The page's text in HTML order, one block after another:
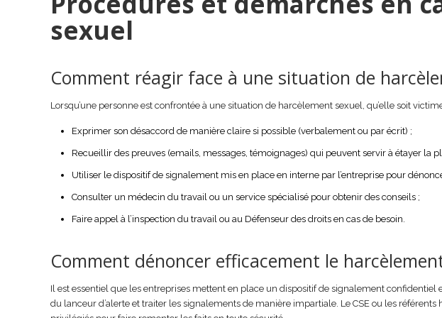
sexuel
Comment réagir face à une situation de
Lorsqu’une personne est confrontée à une situation de harcèlement sexuel, qu’elle soit
Exprimer son désaccord de manière claire si possible (verbalement ou par écrit) ;
Recueillir des preuves (emails, messages, témoignages) qui peuvent servir à étayer la
Utiliser le dispositif de signalement mis en place en interne par l’entreprise pour
Consulter un médecin du travail ou un service spécialisé pour obtenir des conseils ;
Faire appel à l’inspection du travail ou au Défenseur des droits en cas de besoin.
Comment dénoncer efficacement le
Il est essentiel que les entreprises mettent en place un dispositif de signalement confidentiel
du lanceur d’alerte et traiter les signalements de manière impartiale. Le CSE ou les